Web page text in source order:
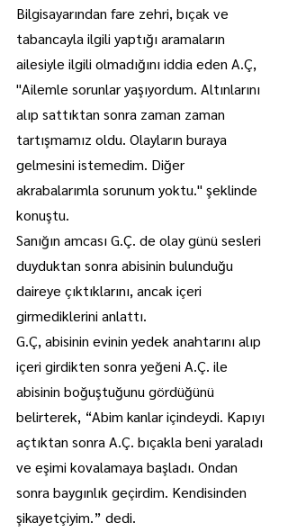
Bilgisayarından fare zehri, bıçak ve
tabancayla ilgili yaptığı aramaların
ailesiyle ilgili olmadığını iddia eden A.Ç,
"Ailemle sorunlar yaşıyordum. Altınlarını
alıp sattıktan sonra zaman zaman
tartışmamız oldu. Olayların buraya
gelmesini istemedim. Diğer
akrabalarımla sorunum yoktu." şeklinde
konuştu.
Sanığın amcası G.Ç. de olay günü sesleri
duyduktan sonra abisinin bulunduğu
daireye çıktıklarını, ancak içeri
girmediklerini anlattı.
G.Ç, abisinin evinin yedek anahtarını alıp
içeri girdikten sonra yeğeni A.Ç. ile
abisinin boğuştuğunu gördüğünü
belirterek, “Abim kanlar içindeydi. Kapıyı
açtıktan sonra A.Ç. bıçakla beni yaraladı
ve eşimi kovalamaya başladı. Ondan
sonra baygınlık geçirdim. Kendisinden
şikayetçiyim.” dedi.